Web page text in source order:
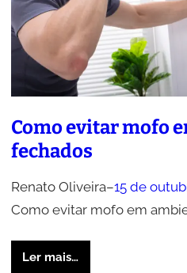
Como evitar mofo
fechados
Renato Oliveira–15 de
Como evitar mofo em
Ler mais…